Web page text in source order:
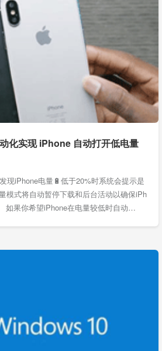
化实现 iPhone 自动打开低电量
现iPhone电量🔋低于20%时系统会提示是
模式将自动暂停下载和后台活动以确保iPh
如果你希望iPhone在电量较低时自动…